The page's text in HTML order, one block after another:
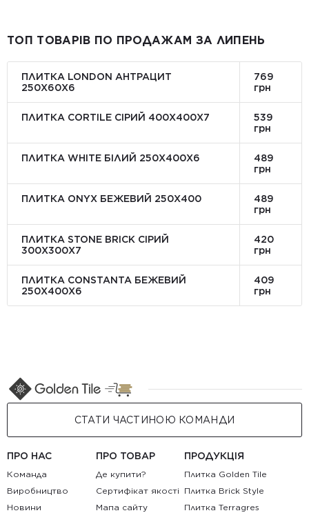
ТОП ТОВАРІВ ПО ПРОДАЖАМ ЗА ЛИПЕНЬ
ПЛИТКА LONDON АНТРАЦИТ
250Х60Х6
769
грн
ПЛИТКА CORTILE СІРИЙ 400X400X7
539
грн
ПЛИТКА WHITE БІЛИЙ 250Х400Х6
489
грн
ПЛИТКА ONYX БЕЖЕВИЙ 250X400
489
грн
ПЛИТКА STONE BRICK СІРИЙ
300Х300X7
420
грн
ПЛИТКА CONSTANTA БЕЖЕВИЙ
250Х400X6
409
грн
СТАТИ ЧАСТИНОЮ КОМАНДИ
ПРО НАС
Команда
Виробництво
Новини
ПРО ТОВАР
Де купити?
Сертифікат якості
Мапа сайту
ПРОДУКЦІЯ
Плитка Golden Tile
Плитка Brick Style
Плитка Terragres